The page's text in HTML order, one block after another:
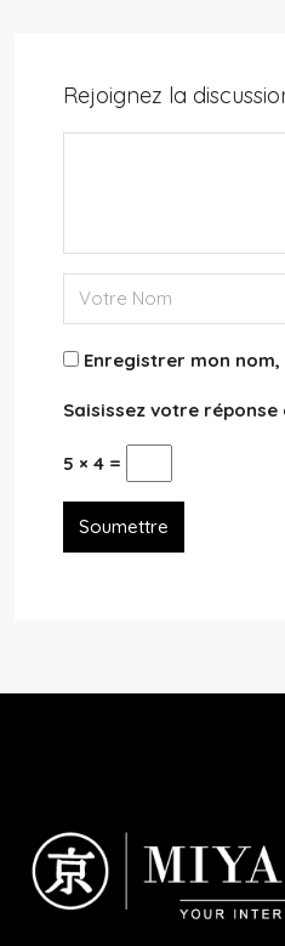
Rejoignez la
Enregistrer mon
Saisissez votre
5 × 4 =
Soumettre